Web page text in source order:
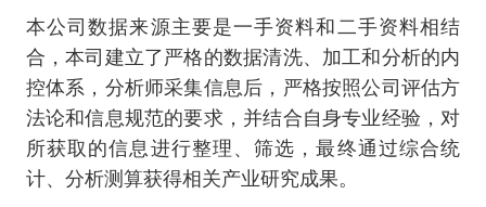
本公司数据来源主要是一手资料和二手资料相结
合，本司建立了严格的数据清洗、加工和分析的内
控体系，分析师采集信息后，严格按照公司评估方
法论和信息规范的要求，并结合自身专业经验，对
所获取的信息进行整理、筛选，最终通过综合统
计、分析测算获得相关产业研究成果。